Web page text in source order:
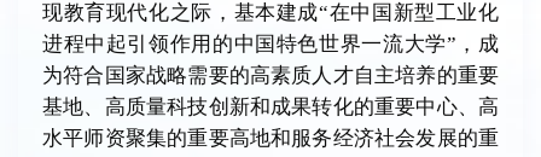
现教育现代化之际，基本建成“在中国新型工业化
进程中起引领作用的中国特色世界一流大学”，成
为符合国家战略需要的高素质人才自主培养的重要
基地、高质量科技创新和成果转化的重要中心、高
水平师资聚集的重要高地和服务经济社会发展的重